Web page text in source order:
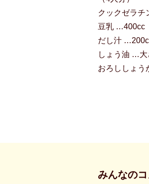
クックゼラチ
豆乳 …400cc
だし汁
しょう油 …大
おろししょ
みんなのコ